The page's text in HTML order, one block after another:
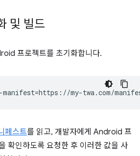
및 빌드
프로젝트를 초기화합니다.
=
페스트를 읽고, 개발자에게 Android 프
확인하도록 요청한 후 이러한 값을 사